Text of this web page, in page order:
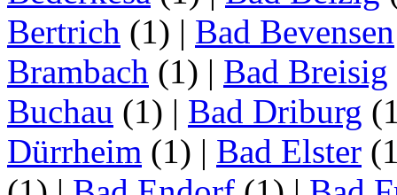
Bertrich (1) | Bad Bevensen
Brambach (1) | Bad Breisig
Buchau (1) | Bad Driburg
Dürrheim (1) | Bad Elster